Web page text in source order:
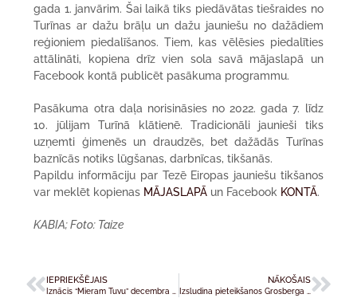
gada 1. janvārim. Šai laikā tiks piedāvātas tiešraides no
Turīnas ar dažu brāļu un dažu jauniešu no dažādiem
reģioniem piedalīšanos. Tiem, kas vēlēsies piedalīties
attālināti, kopiena drīz vien sola savā mājaslapā un
Facebook kontā publicēt pasākuma programmu.
Pasākuma otra daļa norisināsies no 2022. gada 7. līdz
10. jūlijam Turīnā klātienē. Tradicionāli jaunieši tiks
uzņemti ģimenēs un draudzēs, bet dažādās Turīnas
baznīcās notiks lūgšanas, darbnīcas, tikšanās.
Papildu informāciju par Tezē Eiropas jauniešu tikšanos
var meklēt kopienas MĀJASLAPĀ un Facebook KONTĀ.
KABIA; Foto: Taize
IEPRIEKŠĒJAIS
Iznācis “Mieram Tuvu” decembra numurs
NĀKOŠAIS
Izsludina pieteikšanos Grosberga un Rancāna stipendiju saņemšanai